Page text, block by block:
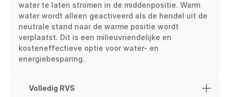
water te laten stromen in de middenpositie. Warm
water wordt alleen geactiveerd als de hendel uit de
neutrale stand naar de warme positie wordt
verplaatst. Dit is een milieuvriendelijke en
kosteneffectieve optie voor water- en
energiebesparing.
Volledig RVS